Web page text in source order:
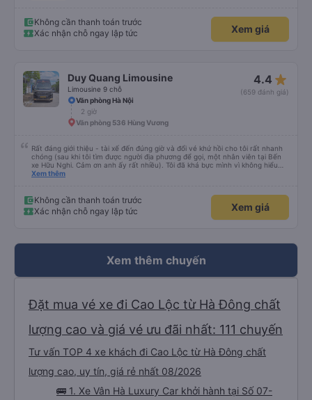
đặt trước. Bài học rút ra - hãy kiểm tra kỹ trước khi đặt vé, tốt nhất là khi
bạn không còn buồn ngủ.
Không cần thanh toán trước
Xác nhận chỗ ngay lập tức
Xem giá
Duy Quang Limousine
Limousine 9 chỗ
4.4 star_rate
(659 đánh giá)
Văn phòng Hà Nội
2 giờ
Văn phòng 536 Hùng Vương
Rất đáng giới thiệu - tài xế đến đúng giờ và đổi vé khứ hồi cho tôi rất nhanh
chóng (sau khi tôi tìm được người địa phương để gọi, một nhân viên tại Bến
xe Hữu Nghi. Cảm ơn anh ấy rất nhiều). Tôi đã khá bực mình vì không hiểu
sao tài xế không đến đón tôi về Hà Nội, cuối cùng được biết là tôi đã đặt
đặt trước. Bài học rút ra - hãy kiểm tra kỹ trước khi đặt vé, tốt nhất là khi
bạn không còn buồn ngủ.
Xem thêm
Không cần thanh toán trước
Xác nhận chỗ ngay lập tức
Xem giá
Xem thêm chuyến
Đặt mua vé xe đi Cao Lộc từ Hà Đông chất
lượng cao và giá vé ưu đãi nhất: 111 chuyến
Tư vấn TOP 4 xe khách đi Cao Lộc từ Hà Đông chất
lượng cao, uy tín, giá rẻ nhất 08/2026
🚌 1. Xe Vân Hà Luxury Car khởi hành tại Số 07-